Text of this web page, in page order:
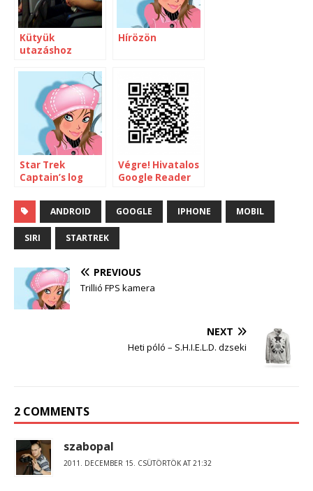
Kütyük
utazáshoz
Hírözön
Star Trek
Captain’s log
Végre! Hivatalos
Google Reader
ANDROID GOOGLE IPHONE MOBIL
SIRI STARTREK
PREVIOUS
Trillió FPS kamera
NEXT
Heti póló – S.H.I.E.L.D. dzseki
2 COMMENTS
szabopal
2011. DECEMBER 15. CSÜTÖRTÖK AT 21:32